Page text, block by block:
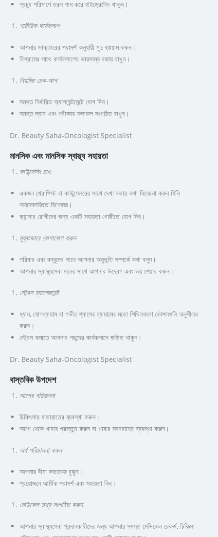
প্রচুর পরিমাণে তরল পান করে হাইড্রেটেড থাকুন।
শারীরিক কার্যকলাপ
আপনার ডাক্তারের পরামর্শ অনুযায়ী মৃদু ব্যায়াম করুন।
বিশ্রামের সাথে কার্যকলাপের ভারসাম্য বজায় রাখুন।
নিয়মিত চেক-আপ
সমস্ত নির্ধারিত অ্যাপয়েন্টমেন্টে যোগ দিন।
সমস্ত ল্যাব এবং পরীক্ষার ফলাফল সংগঠিত রাখুন।
Dr. Beauty Saha-Oncologist Specialist
মানসিক এবং মানসিক স্বাস্থ্য সহায়তা
কাউন্সেলিং চাও
একজন থেরাপিস্ট বা কাউন্সেলরের সাথে দেখা করার কথা বিবেচনা করুন যিনি
অনকোলজিতে বিশেষজ্ঞ।
ক্যান্সার রোগীদের জন্য একটি সহায়তা গোষ্ঠীতে যোগ দিন।
মুক্তভাবে যোগাযোগ করুন
পরিবার এবং বন্ধুদের সাথে আপনার অনুভূতি সম্পর্কে কথা বলুন।
আপনার স্বাস্থ্যসেবা দলের সাথে আপনার উদ্বেগ এবং ভয় শেয়ার করুন।
স্ট্রেস ম্যানেজমেন্ট
ধ্যান, যোগব্যায়াম বা গভীর শ্বাসের ব্যায়ামের মতো শিথিলকরণ কৌশলগুলি অনুশীলন
করুন।
স্ট্রেস কমাতে আপনার পছন্দের কার্যকলাপে জড়িত থাকুন।
Dr. Beauty Saha-Oncologist Specialist
বাস্তবিক উপদেশ
আগের পরিকল্পনা
চিকিৎসায় যাতায়াতের ব্যবস্থা করুন।
আগে থেকে খাবার প্রস্তুত করুন বা খাবার সরবরাহের ব্যবস্থা করুন।
অর্থ পরিচালনা করুন
আপনার বীমা কভারেজ বুঝুন।
প্রয়োজনে আর্থিক পরামর্শ এবং সহায়তা নিন।
মেডিকেল তথ্য সংগঠিত করুন
আপনার স্বাস্থ্যসেবা প্রদানকারীদের জন্য আপনার সমস্ত মেডিকেল রেকর্ড, চিকিত্সা